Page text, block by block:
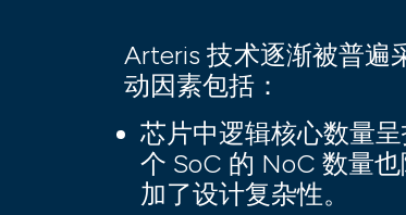
Arteris 技术逐渐被普遍
动因素包括：
芯片中逻辑核心数量
个 SoC 的 NoC 数量
加了设计复杂性。